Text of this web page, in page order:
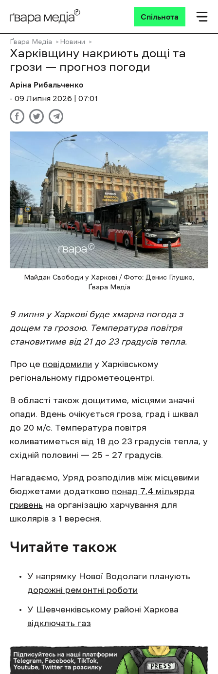
Спільнота
Ґвара Медіа Новини
Харківщину накриють дощі та
грози — прогноз погоди
Аріна Рибальченко
- 09 Липня 2026 | 07:01
Майдан Свободи у Харкові / Фото: Денис Глушко,
Ґвара Медіа
9 липня у Харкові буде хмарна погода з
дощем та грозою. Температура повітря
становитиме від 21 до 23 градусів тепла.
Про це повідомили у Харківському
регіональному гідрометеоцентрі.
В області також дощитиме, місцями значні
опади. Вдень очікується гроза, град і шквал
до 20 м/с. Температура повітря
коливатиметься від 18 до 23 градусів тепла, у
східній половині — 25 – 27 градусів.
Нагадаємо, Уряд розподілив між місцевими
бюджетами додатково понад 7,4 мільярда
гривень на організацію харчування для
школярів з 1 вересня.
Читайте також
У напрямку Нової Водолаги планують
дорожні ремонтні роботи
У Шевченківському районі Харкова
відключать газ